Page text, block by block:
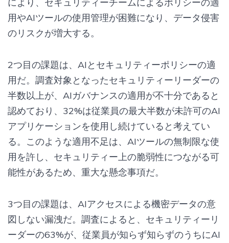
用やAIツールの使用管理が困難になり、データ侵害
のリスクが増大する。
2つ目の課題は、AIとセキュリティーポリシーの適
用だ。調査対象となったセキュリティーリーダーの
半数以上が、AIガバナンスの適用が不十分であると
認めており、32%は従業員の最大半数が未許可のAI
アプリケーションを使用し続けていると考えてい
る。このような適用不足は、AIツールの無制限な使
用を許し、セキュリティー上の脆弱性につながる可
能性があるため、重大な懸念事項だ。
3つ目の課題は、AIアクセスによる機密データの意
図しない漏洩だ。調査によると、セキュリティーリ
ーダーの63%が、従業員が知らず知らずのうちにAI